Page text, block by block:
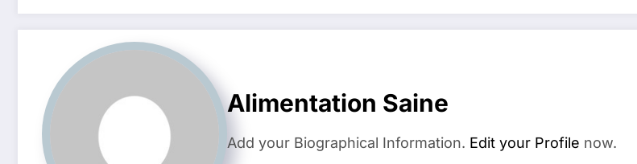
Alimentation Saine
Add your Biographical Information. Edit your Profile now.